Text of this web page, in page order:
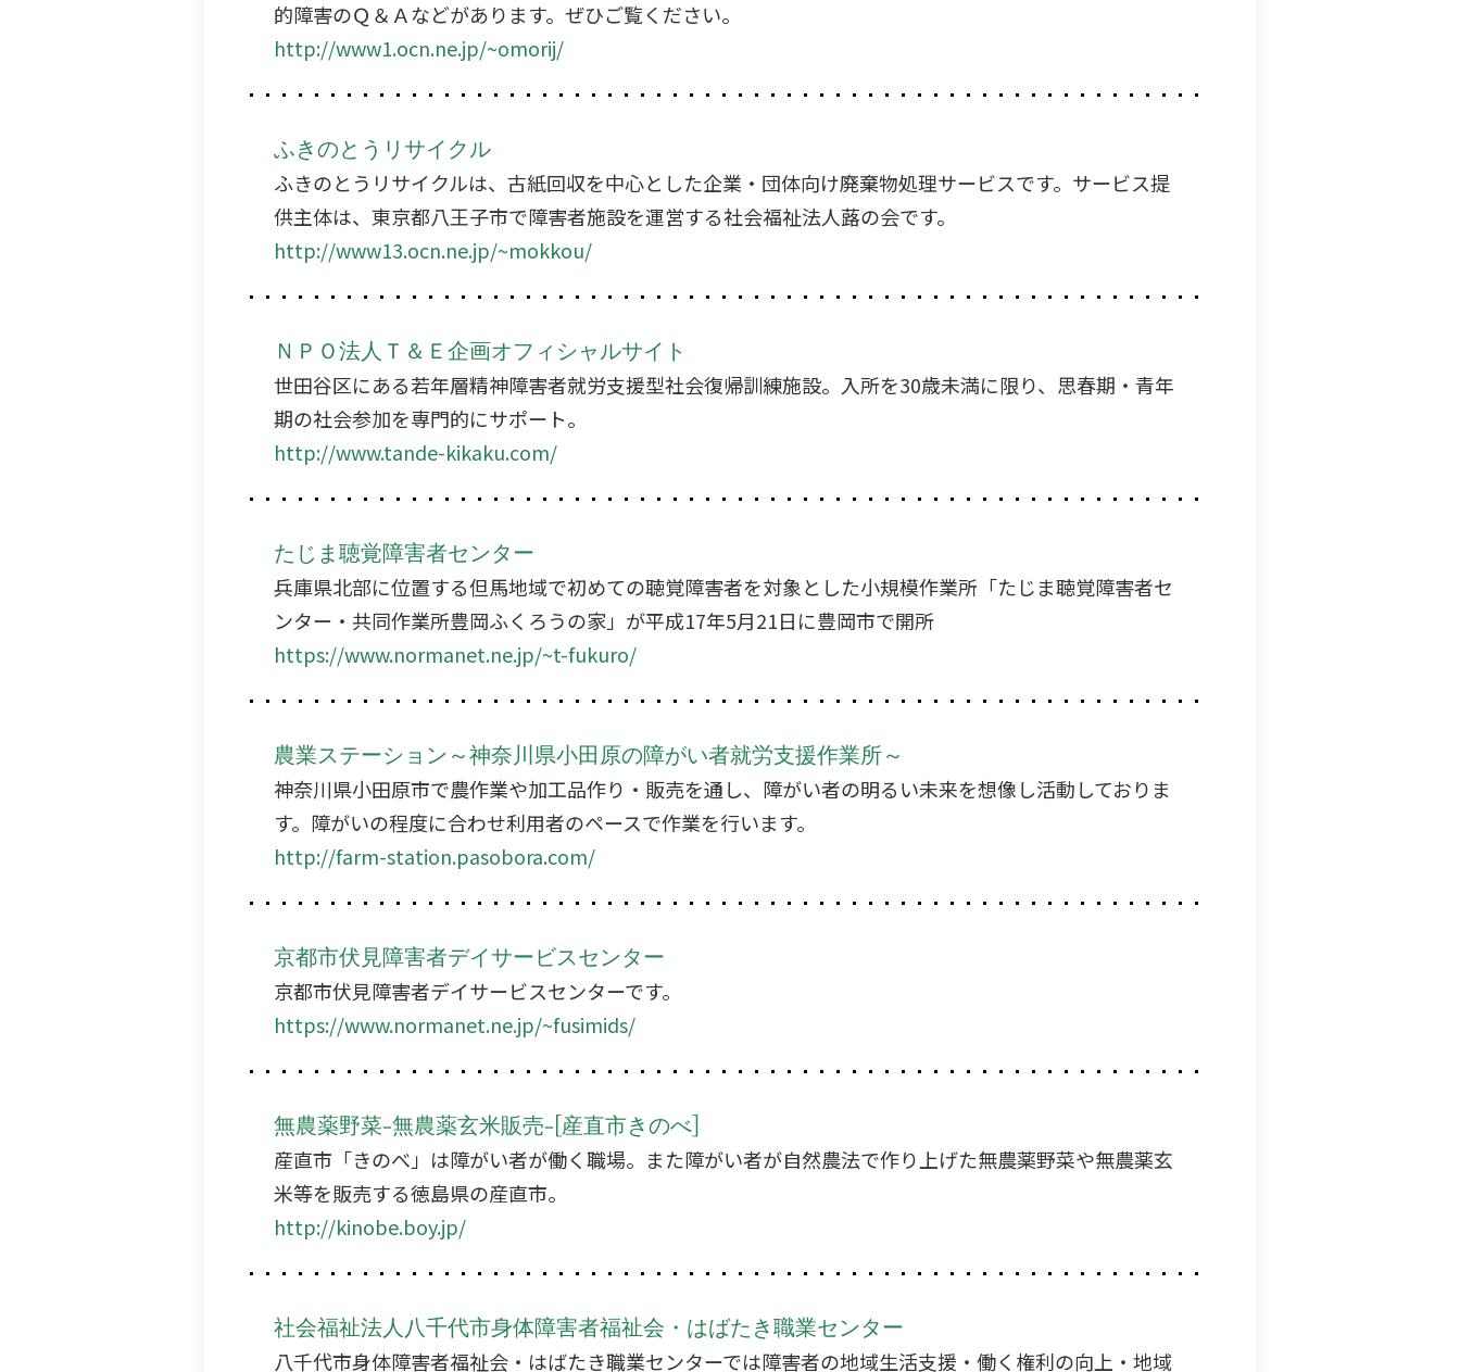
的障害のＱ＆Ａなどがあります。ぜひご覧ください。
http://www1.ocn.ne.jp/~omorij/
ふきのとうリサイクル
ふきのとうリサイクルは、古紙回収を中心とした企業・団体向け廃棄物処理サービスです。サービス提
供主体は、東京都八王子市で障害者施設を運営する社会福祉法人蕗の会です。
http://www13.ocn.ne.jp/~mokkou/
ＮＰＯ法人Ｔ＆Ｅ企画オフィシャルサイト
世田谷区にある若年層精神障害者就労支援型社会復帰訓練施設。入所を30歳未満に限り、思春期・青年
期の社会参加を専門的にサポート。
http://www.tande-kikaku.com/
たじま聴覚障害者センター
兵庫県北部に位置する但馬地域で初めての聴覚障害者を対象とした小規模作業所「たじま聴覚障害者セ
ンター・共同作業所豊岡ふくろうの家」が平成17年5月21日に豊岡市で開所
https://www.normanet.ne.jp/~t-fukuro/
農業ステーション～神奈川県小田原の障がい者就労支援作業所～
神奈川県小田原市で農作業や加工品作り・販売を通し、障がい者の明るい未来を想像し活動しておりま
す。障がいの程度に合わせ利用者のペースで作業を行います。
http://farm-station.pasobora.com/
京都市伏見障害者デイサービスセンター
京都市伏見障害者デイサービスセンターです。
https://www.normanet.ne.jp/~fusimids/
無農薬野菜-無農薬玄米販売-[産直市きのべ]
産直市「きのべ」は障がい者が働く職場。また障がい者が自然農法で作り上げた無農薬野菜や無農薬玄
米等を販売する徳島県の産直市。
http://kinobe.boy.jp/
社会福祉法人八千代市身体障害者福祉会・はばたき職業センター
八千代市身体障害者福祉会・はばたき職業センターでは障害者の地域生活支援・働く権利の向上・地域